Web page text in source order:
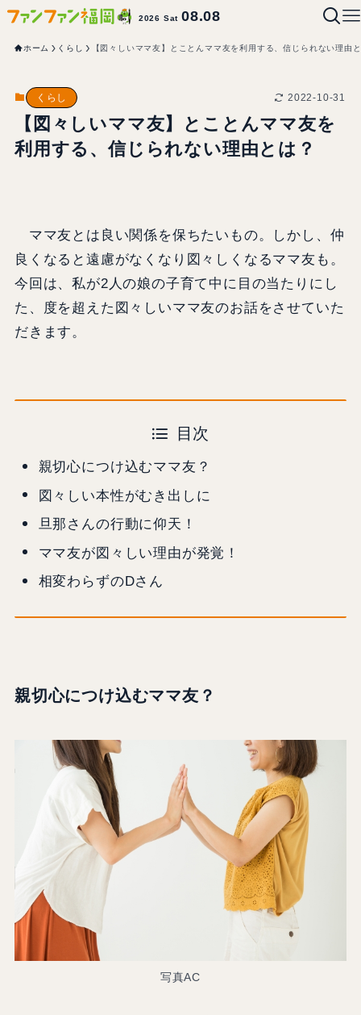
2026 Sat08.08
ホーム くらし 【図々しいママ友】とことんママ友を利用する、信じられない理由
くらし 2022-10-31
【図々しいママ友】とことんママ友を
利用する、信じられない理由とは？
ママ友とは良い関係を保ちたいもの。しかし、仲
良くなると遠慮がなくなり図々しくなるママ友も。
今回は、私が2人の娘の子育て中に目の当たりにし
た、度を超えた図々しいママ友のお話をさせていた
だきます。
目次
親切心につけ込むママ友？
図々しい本性がむき出しに
旦那さんの行動に仰天！
ママ友が図々しい理由が発覚！
相変わらずのDさん
親切心につけ込むママ友？
写真AC